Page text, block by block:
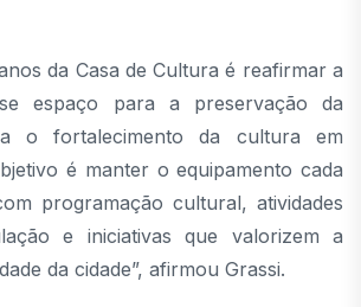
da Casa de Cultura é reafirmar a
espaço para a preservação da
o fortalecimento da cultura em
é manter o equipamento cada
programação cultural, atividades
e iniciativas que valorizem a
da cidade”, afirmou Grassi.